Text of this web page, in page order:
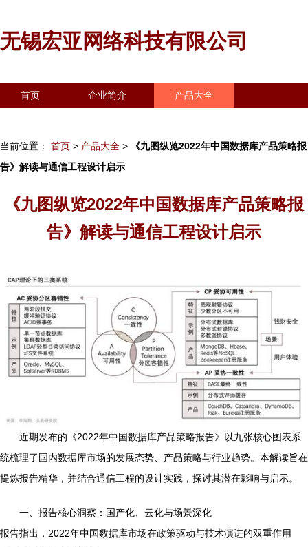
无锡宏亚网络科技有限公司
首页 企业简介 产品大全
当前位置： 首页 > 产品大全 >
《九图纵览2022年中国数据库产品策略报
告》解读与通信工程设计启示
《九图纵览2022年中国数据库产品策略报
告》解读与通信工程设计启示
近期发布的《2022年中国数据库产品策略报告》以九张核心图表系
统梳理了国内数据库市场的发展态势、产品策略与行业趋势。本解读旨在
提炼报告精华，并结合通信工程的设计实践，探讨其潜在影响与启示。
一、报告核心洞察：国产化、云化与场景深化
报告指出，2022年中国数据库市场在政策驱动与技术演进的双重作用